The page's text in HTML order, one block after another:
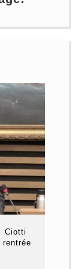
Ciotti